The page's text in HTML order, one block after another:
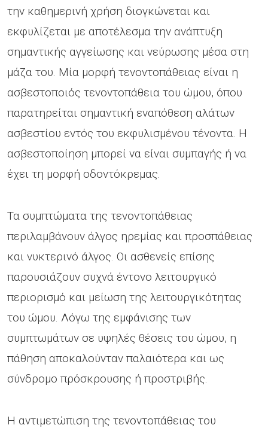
την καθημερινή χρήση διογκώνεται και
εκφυλίζεται με αποτέλεσμα την ανάπτυξη
σημαντικής αγγείωσης και νεύρωσης μέσα στη
μάζα του. Μία μορφή τενοντοπάθειας είναι η
ασβεστοποιός τενοντοπάθεια του ώμου, όπου
παρατηρείται σημαντική εναπόθεση αλάτων
ασβεστίου εντός του εκφυλισμένου τένοντα. Η
ασβεστοποίηση μπορεί να είναι συμπαγής ή να
έχει τη μορφή οδοντόκρεμας.
Τα συμπτώματα της τενοντοπάθειας
περιλαμβάνουν άλγος ηρεμίας και προσπάθειας
και νυκτερινό άλγος. Οι ασθενείς επίσης
παρουσιάζουν συχνά έντονο λειτουργικό
περιορισμό και μείωση της λειτουργικότητας
του ώμου. Λόγω της εμφάνισης των
συμπτωμάτων σε υψηλές θέσεις του ώμου, η
πάθηση αποκαλούνταν παλαιότερα και ως
σύνδρομο πρόσκρουσης ή προστριβής.
Η αντιμετώπιση της τενοντοπάθειας του